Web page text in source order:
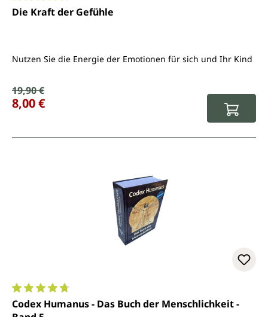
Durchschnittliche Bewertung von 4.7 von 5 Sternen
Die Kraft der Gefühle
Nutzen Sie die Energie der Emotionen für sich und Ihr Kind
Verkaufspreis:
Regulärer Preis:
19,90 €
8,00 €
Durchschnittliche Bewertung von 4.8 von 5 Sternen
Codex Humanus - Das Buch der Menschlichkeit -